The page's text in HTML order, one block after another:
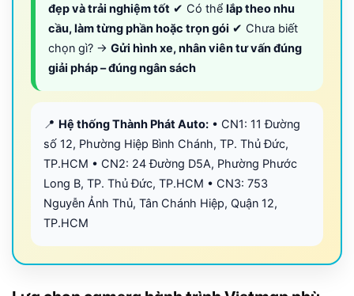
đẹp và trải nghiệm tốt ✔ Có thể lắp theo nhu
cầu, làm từng phần hoặc trọn gói ✔ Chưa biết
chọn gì? → Gửi hình xe, nhân viên tư vấn đúng
giải pháp – đúng ngân sách
📍 Hệ thống Thành Phát Auto: • CN1: 11 Đường
số 12, Phường Hiệp Bình Chánh, TP. Thủ Đức,
TP.HCM • CN2: 24 Đường D5A, Phường Phước
Long B, TP. Thủ Đức, TP.HCM • CN3: 753
Nguyễn Ảnh Thủ, Tân Chánh Hiệp, Quận 12,
TP.HCM